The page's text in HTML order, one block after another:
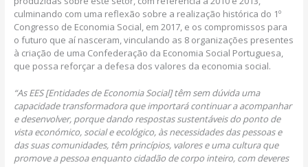
culminando com uma reflexão sobre a realização histórica do 1º
Congresso de Economia Social, em 2017, e os compromissos para
o futuro que aí nasceram, vinculando as 8 organizações presentes
à criação de uma Confederação da Economia Social Portuguesa,
que possa reforçar a defesa dos valores da economia social.
“As EES [Entidades de Economia Social] têm sem dúvida uma
capacidade transformadora que importará continuar a acompanhar
e desenvolver, porque dando respostas sustentáveis do ponto de
vista económico, social e ecológico, às necessidades das pessoas e
das suas comunidades, têm princípios, valores e uma cultura que
promove a pessoa enquanto cidadão de corpo inteiro, com deveres